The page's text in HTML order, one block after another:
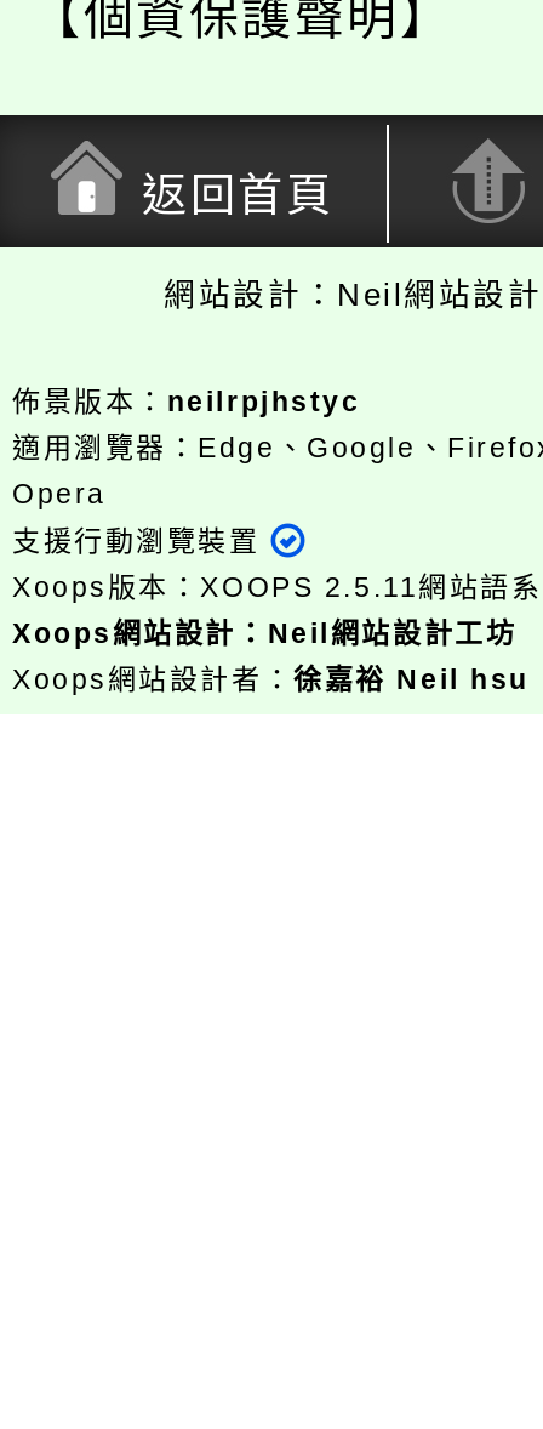
【個資保護聲明】
返回首頁
網站設計：Neil網站設
佈景版本： neilrpjhstyc
適用瀏覽器：Edge、Google、
Opera
支援行動瀏覽裝置
Xoops版本：XOOPS 2.5.11網站語
Xoops網站設計 ： Neil網站設計工坊
Xoops網站設計者：徐嘉裕 Neil hsu